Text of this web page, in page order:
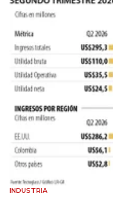
INDUSTRIA